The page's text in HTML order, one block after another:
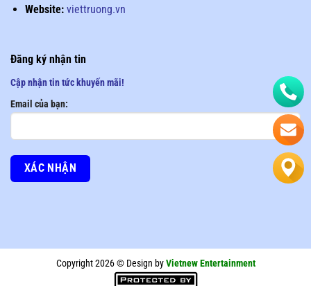
Website: viettruong.vn
Đăng ký nhận tin
Cập nhận tin tức khuyến mãi!
Email của bạn:
Copyright 2026 © Design byVietnew Entertainment